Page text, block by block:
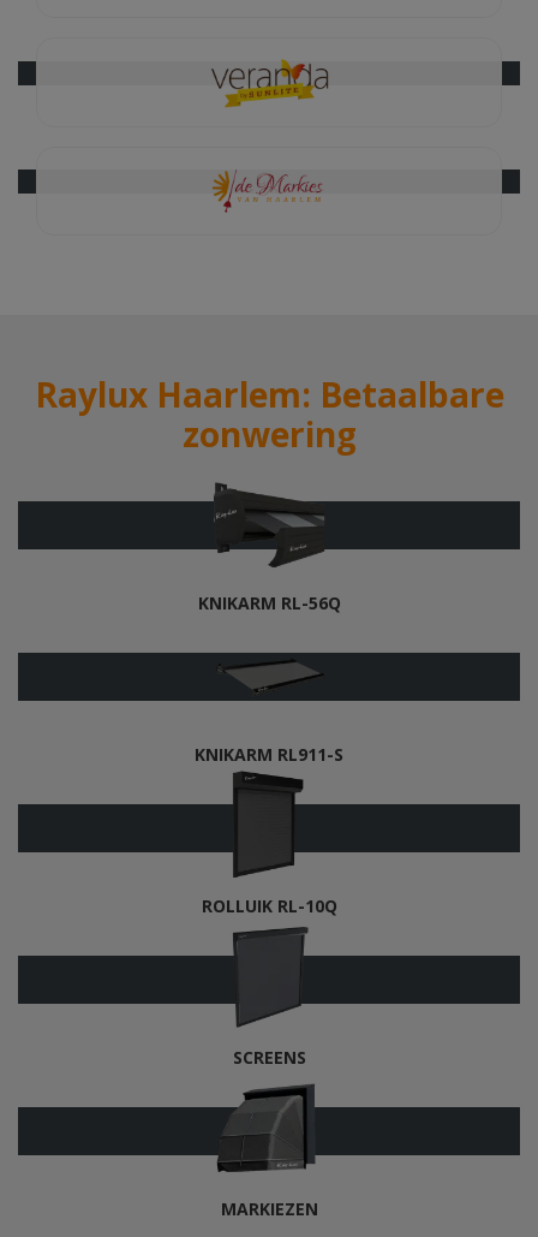
Raylux Haarlem: Betaalbare
zonwering
KNIKARM RL-56Q
KNIKARM RL911-S
ROLLUIK RL-10Q
SCREENS
MARKIEZEN